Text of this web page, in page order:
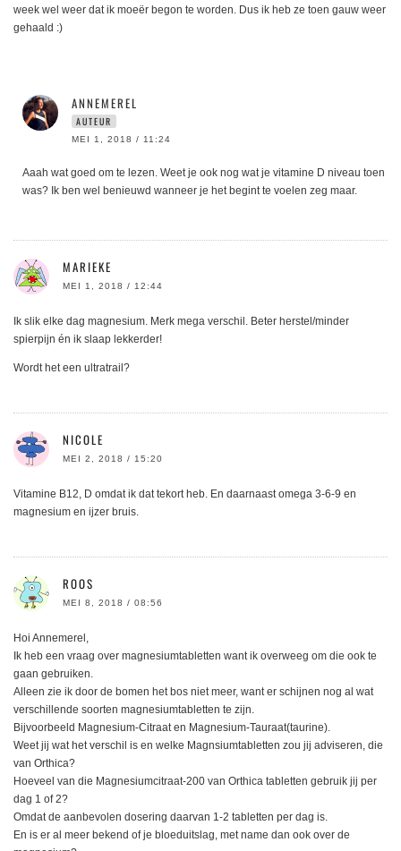
week wel weer dat ik moeër begon te worden. Dus ik heb ze toen gauw weer
gehaald :)
ANNEMEREL
AUTEUR
MEI 1, 2018 / 11:24
Aaah wat goed om te lezen. Weet je ook nog wat je vitamine D niveau toen
was? Ik ben wel benieuwd wanneer je het begint te voelen zeg maar.
MARIEKE
MEI 1, 2018 / 12:44
Ik slik elke dag magnesium. Merk mega verschil. Beter herstel/minder
spierpijn én ik slaap lekkerder!
Wordt het een ultratrail?
NICOLE
MEI 2, 2018 / 15:20
Vitamine B12, D omdat ik dat tekort heb. En daarnaast omega 3-6-9 en
magnesium en ijzer bruis.
ROOS
MEI 8, 2018 / 08:56
Hoi Annemerel,
Ik heb een vraag over magnesiumtabletten want ik overweeg om die ook te
gaan gebruiken.
Alleen zie ik door de bomen het bos niet meer, want er schijnen nog al wat
verschillende soorten magnesiumtabletten te zijn.
Bijvoorbeeld Magnesium-Citraat en Magnesium-Tauraat(taurine).
Weet jij wat het verschil is en welke Magnsiumtabletten zou jij adviseren, die
van Orthica?
Hoeveel van die Magnesiumcitraat-200 van Orthica tabletten gebruik jij per
dag 1 of 2?
Omdat de aanbevolen dosering daarvan 1-2 tabletten per dag is.
En is er al meer bekend of je bloeduitslag, met name dan ook over de